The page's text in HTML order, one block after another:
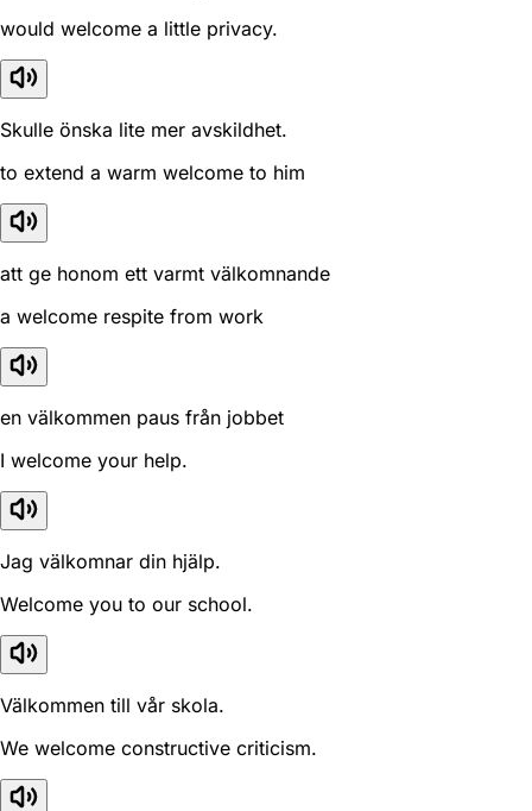
would welcome a little privacy.
Skulle önska lite mer avskildhet.
to extend a warm welcome to him
att ge honom ett varmt välkomnande
a welcome respite from work
en välkommen paus från jobbet
I welcome your help.
Jag välkomnar din hjälp.
Welcome you to our school.
Välkommen till vår skola.
We welcome constructive criticism.